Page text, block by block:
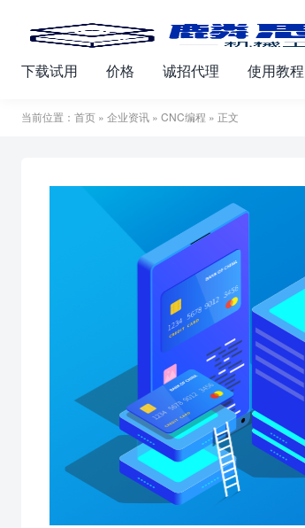
下载试用 价格 诚招代理 使用教程
当前位置： 首页 » 企业资讯 » CNC编程 » 正文